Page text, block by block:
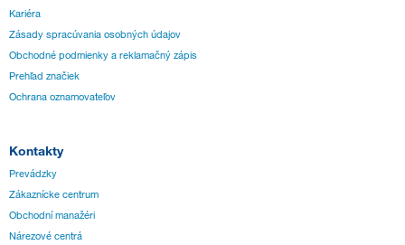
Kariéra
Zásady spracúvania osobných údajov
Obchodné podmienky a reklamačný zápis
Prehľad značiek
Ochrana oznamovateľov
Kontakty
Prevádzky
Zákaznícke centrum
Obchodní manažéri
Nárezové centrá